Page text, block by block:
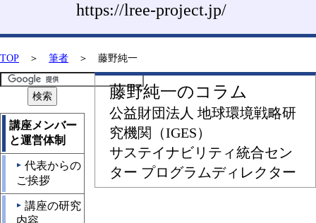
https://lree-project.jp/
TOP ＞ 筆者 ＞ 藤野純一
講座メンバー
と運営体制
▲ 代表からの
ご挨拶
▲ 講座の研究
藤野純一のコラム
公益財団法人 地球環境戦略研
究機関（IGES）
サステイナビリティ統合セン
ター プログラムディレクター